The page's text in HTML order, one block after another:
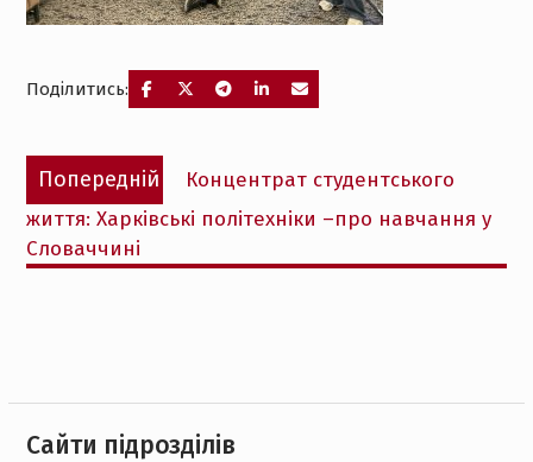
Поділитись:
Навігація
записів
Попередній
Попередній
запис:
Концентрат студентського
життя: Харківські політехніки –про навчання у
Словаччині
Cайти підрозділів